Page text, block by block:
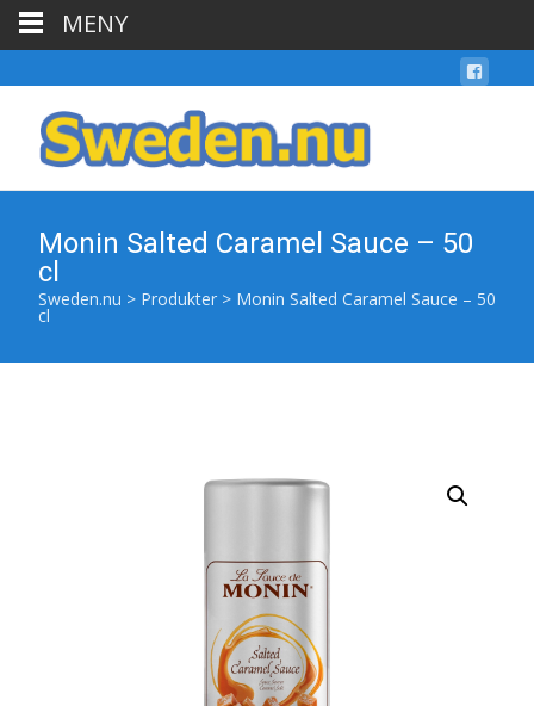
Monin Salted Caramel Sauce – 50
cl
Sweden.nu > Produkter > Monin Salted Caramel Sauce – 50
cl
MENY